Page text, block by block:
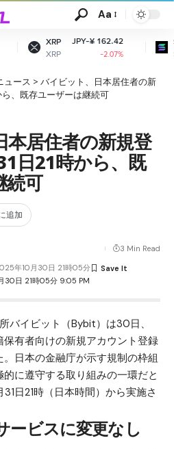
Aa
JPY-¥ 162.42
-2.07%
Solana
SOL
JPY-¥
ュース > バイビット、日本居住者の新
、既存ユーザーは継続可
居住者の新規登
日21時から、既
続可
追加
30日 21時05分 9:05 PM
年10月30日 21時05分
3 Min Read
バイビット（Bybit）は30日、
有者向けの新規アカウント登録
日本の金融庁が示す規制の枠組
に遵守する取り組みの一環だと
日21時（日本時間）から実施さ
ービスに変更なし